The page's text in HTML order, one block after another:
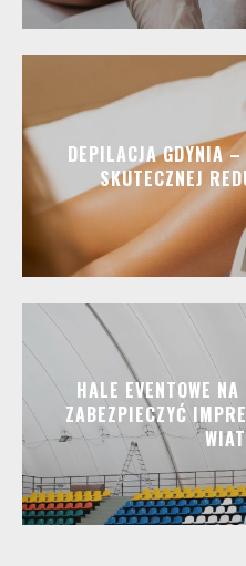
DEPILACJA GDYNIA –
SKUTECZNEJ
HALE EVENTOWE
ZABEZPIECZYĆ